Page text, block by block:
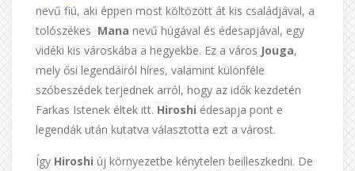
nevű fiú, aki éppen most költözött át kis családjával, a
tolószékes Mana nevű húgával és édesapjával, egy
vidéki kis városkába a hegyekbe. Ez a város Jouga,
mely ősi legendáiról híres, valamint különféle
szóbeszédek terjednek arról, hogy az idők kezdetén
Farkas Istenek éltek itt. Hiroshi édesapja pont e
legendák után kutatva választotta ezt a várost.
Így Hiroshi új környezetbe kénytelen beilleszkedni. De